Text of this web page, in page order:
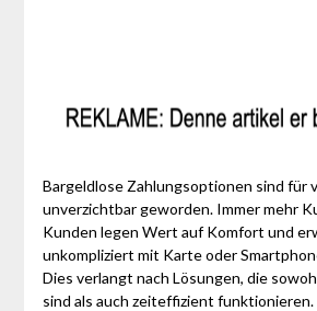
Bargeldlose Zahlungsoptionen sind für
unverzichtbar geworden. Immer mehr
Kunden legen Wert auf Komfort und
unkompliziert mit Karte oder
Dies verlangt nach Lösungen, die
sind als auch zeiteffizient funktionieren.